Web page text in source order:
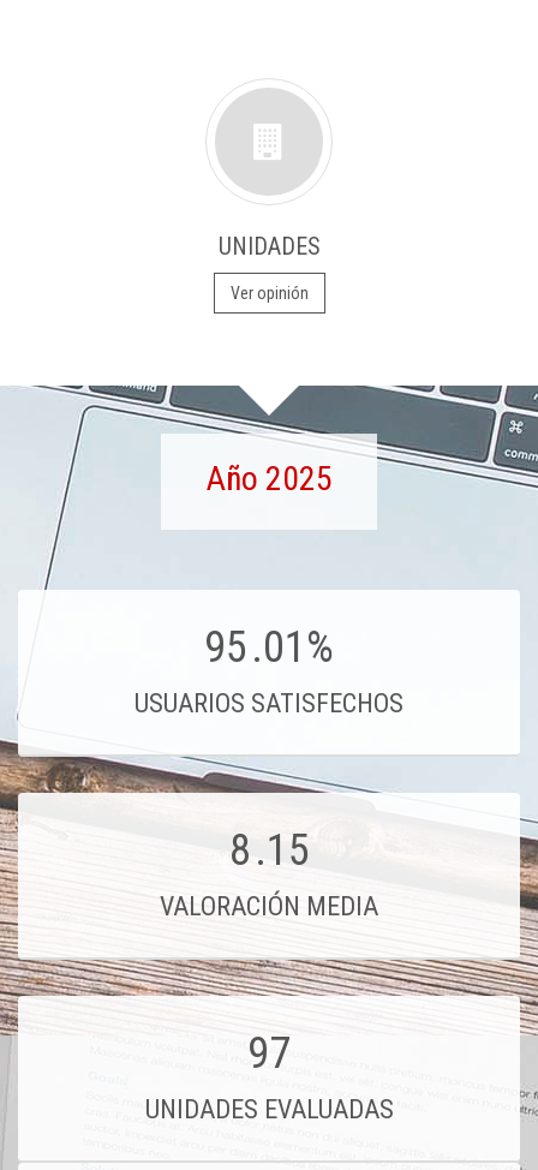
UNIDADES
Ver opinión
Año 2025
95.01%
USUARIOS SATISFECHOS
8.15
VALORACIÓN MEDIA
97
UNIDADES EVALUADAS